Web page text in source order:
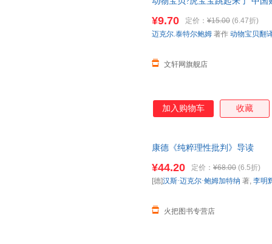
¥9.70 定价： ¥15.00 (6.47折)
文轩网旗舰店
迈克尔.泰特尔鲍姆 著作 动物宝贝翻
加入购物车 收藏
康德《纯粹理性批判》导读
¥44.20 定价： ¥68.00 (6.5折)
火把图书专营店
[德]汉斯·迈克尔·鲍姆加特纳 著, 李明